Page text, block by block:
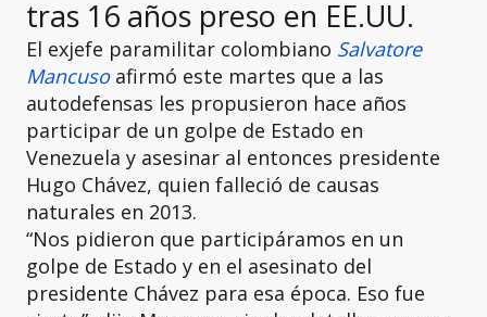
tras 16 años preso en EE.UU.
El exjefe paramilitar colombiano Salvatore
Mancusoafirmó este martes que a las
autodefensas les propusieron hace años
participar de un golpe de Estado en
Venezuela y asesinar al entonces presidente
Hugo Chávez, quien falleció de causas
naturales en 2013.
“Nos pidieron que participáramos en un
golpe de Estado y en el asesinato del
presidente Chávez para esa época. Eso fue